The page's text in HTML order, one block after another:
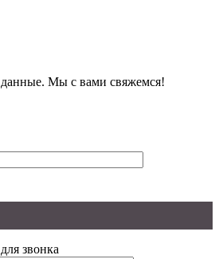
Мы с вами свяжемся!
звонка